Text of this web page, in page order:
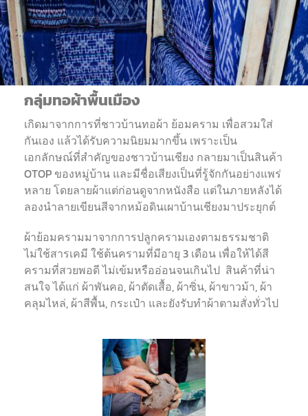
กลุ่มทอผ้าพื้นเมือง
เกิดมาจากการที่ชาวบ้านทอผ้า ย้อมคราม เพื่อสวมใส่
กันเอง แล้วได้รับความนิยมมากขึ้น เพราะเป็น
เอกลักษณ์ที่สำคัญของชาวบ้านเชียง กลายมาเป็นสินค้า
OTOP ของหมู่บ้าน และมีชื่อเสียงเป็นที่รู้จักกันอย่างแพร่
หลาย โดยลายผ้าแต่ก่อนดูจากหนังสือ แต่ในภายหลังได้
ลองนำลายเขียนสีจากหม้อดินเผาบ้านเชียงมาประยุกต์
ผ้าย้อมครามมาจากการปลูกครามเองตามธรรมชาติ
ไม่ใช้สารเคมี ใช้ต้นครามที่มีอายุ 3 เดือน เพื่อให้ได้สี
ครามที่สวยพอดี ไม่เข้มหรืออ่อนจนเกินไป สินค้าที่น่า
สนใจ ได้แก่ ผ้าพันคอ, ผ้าตัดเสื้อ, ผ้าซิ่น, ผ้าขาวม้า, ผ้า
คลุมไหล่, ผ้าสีพื้น, กระเป๋า และยังรับทำผ้าตามสั่งทั่วไป